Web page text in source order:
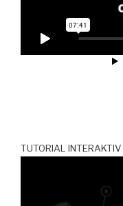
TUTORIAL INTERAKTIV